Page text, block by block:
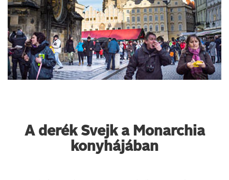
A derék Svejk a Monarchia
konyhájában